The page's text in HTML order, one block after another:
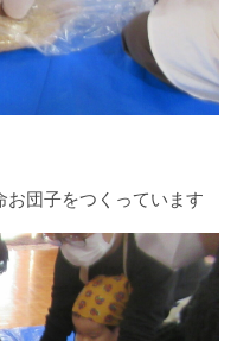
団子をつくっています